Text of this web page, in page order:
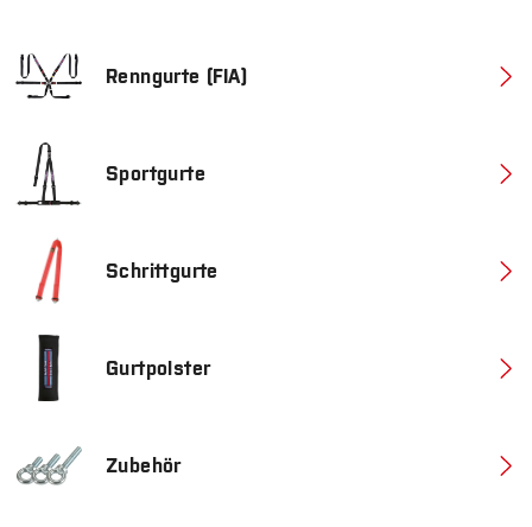
Renngurte (FIA)
Sportgurte
Schrittgurte
Gurtpolster
Zubehör